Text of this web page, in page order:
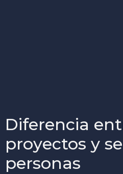
Diferencia
proyectos y
personas